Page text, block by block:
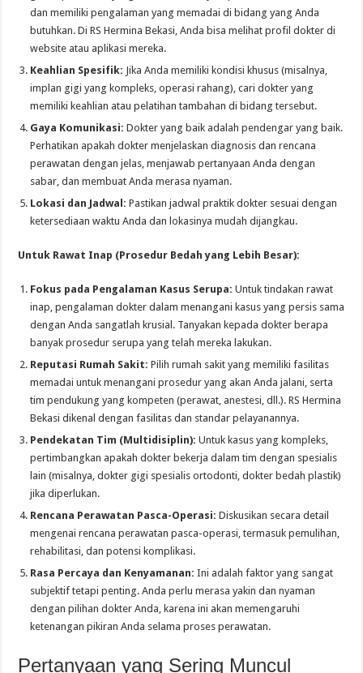
dan memiliki pengalaman yang memadai di bidang yang Anda
butuhkan. Di RS Hermina Bekasi, Anda bisa melihat profil dokter di
website atau aplikasi mereka.
Keahlian Spesifik: Jika Anda memiliki kondisi khusus (misalnya,
implan gigi yang kompleks, operasi rahang), cari dokter yang
memiliki keahlian atau pelatihan tambahan di bidang tersebut.
Gaya Komunikasi: Dokter yang baik adalah pendengar yang baik.
Perhatikan apakah dokter menjelaskan diagnosis dan rencana
perawatan dengan jelas, menjawab pertanyaan Anda dengan
sabar, dan membuat Anda merasa nyaman.
Lokasi dan Jadwal: Pastikan jadwal praktik dokter sesuai dengan
ketersediaan waktu Anda dan lokasinya mudah dijangkau.
Untuk Rawat Inap (Prosedur Bedah yang Lebih Besar):
Fokus pada Pengalaman Kasus Serupa: Untuk tindakan rawat
inap, pengalaman dokter dalam menangani kasus yang persis sama
dengan Anda sangatlah krusial. Tanyakan kepada dokter berapa
banyak prosedur serupa yang telah mereka lakukan.
Reputasi Rumah Sakit: Pilih rumah sakit yang memiliki fasilitas
memadai untuk menangani prosedur yang akan Anda jalani, serta
tim pendukung yang kompeten (perawat, anestesi, dll.). RS Hermina
Bekasi dikenal dengan fasilitas dan standar pelayanannya.
Pendekatan Tim (Multidisiplin): Untuk kasus yang kompleks,
pertimbangkan apakah dokter bekerja dalam tim dengan spesialis
lain (misalnya, dokter gigi spesialis ortodonti, dokter bedah plastik)
jika diperlukan.
Rencana Perawatan Pasca-Operasi: Diskusikan secara detail
mengenai rencana perawatan pasca-operasi, termasuk pemulihan,
rehabilitasi, dan potensi komplikasi.
Rasa Percaya dan Kenyamanan: Ini adalah faktor yang sangat
subjektif tetapi penting. Anda perlu merasa yakin dan nyaman
dengan pilihan dokter Anda, karena ini akan memengaruhi
ketenangan pikiran Anda selama proses perawatan.
Pertanyaan yang Sering Muncul